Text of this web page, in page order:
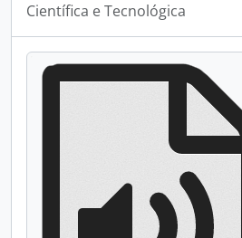
Científica e Tecnológica